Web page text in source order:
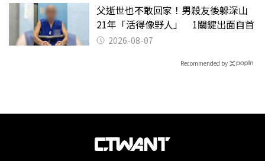
父逝世也不敢回家！男殺友後躲深山
21年「活得像野人」 1關鍵出面自首
2026-08-07
Recommended by